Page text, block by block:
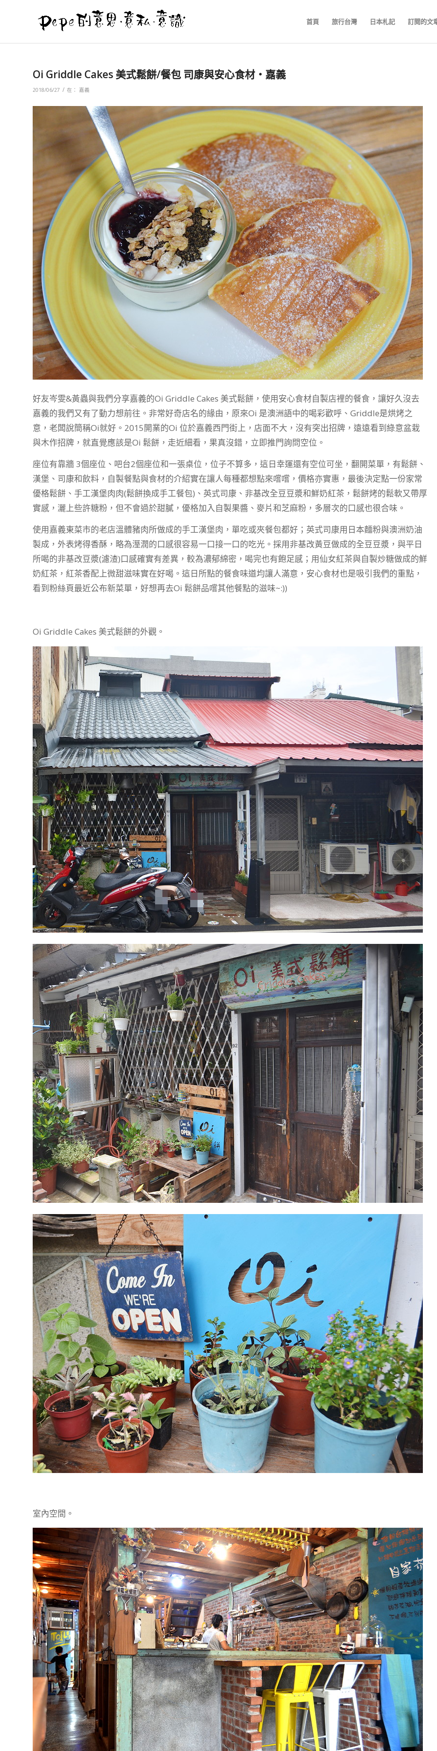
首頁 旅行台灣 日本札記 訂閱的文
Oi Griddle Cakes 美式鬆餅/餐包 司康與安心食材‧嘉義
2018/06/27 / 在： 嘉義
好友岑雯&黃蟲與我們分享嘉義的Oi Griddle Cakes 美式鬆餅，使用安心食材自製店裡的餐食，讓好久沒去
嘉義的我們又有了動力想前往。非常好奇店名的緣由，原來Oi 是澳洲語中的喝彩歡呼、Griddle是烘烤之
意，老闆說簡稱Oi就好。2015開業的Oi 位於嘉義西門街上，店面不大，沒有突出招牌，遠遠看到綠意盆栽
與木作招牌，就直覺應該是Oi 鬆餅，走近細看，果真沒錯，立即推門詢問空位。
座位有靠牆 3個座位、吧台2個座位和一張桌位，位子不算多，這日幸運還有空位可坐，翻開菜單，有鬆餅、
漢堡、司康和飲料，自製餐點與食材的介紹實在讓人每種都想點來嚐嚐，價格亦實惠，最後決定點一份家常
優格鬆餅、手工漢堡肉肉(鬆餅換成手工餐包)、英式司康、非基改全豆豆漿和鮮奶紅茶，鬆餅烤的鬆軟又帶厚
實感，灑上些許糖粉，但不會過於甜膩，優格加入自製果醬、麥片和芝麻粉，多層次的口感也很合味。
使用嘉義東菜市的老店溫體豬肉所做成的手工漢堡肉，單吃或夾餐包都好；英式司康用日本麵粉與澳洲奶油
製成，外表烤得香酥，略為溼潤的口感很容易一口接一口的吃光。採用非基改黃豆做成的全豆豆漿，與平日
所喝的非基改豆漿(濾渣)口感確實有差異，較為濃郁綿密，喝完也有飽足感；用仙女紅茶與自製炒糖做成的鮮
奶紅茶，紅茶香配上微甜滋味實在好喝。這日所點的餐食味道均讓人滿意，安心食材也是吸引我們的重點，
看到粉絲頁最近公布新菜單，好想再去Oi 鬆餅品嚐其他餐點的滋味~:))
Oi Griddle Cakes 美式鬆餅的外觀。
室內空間。